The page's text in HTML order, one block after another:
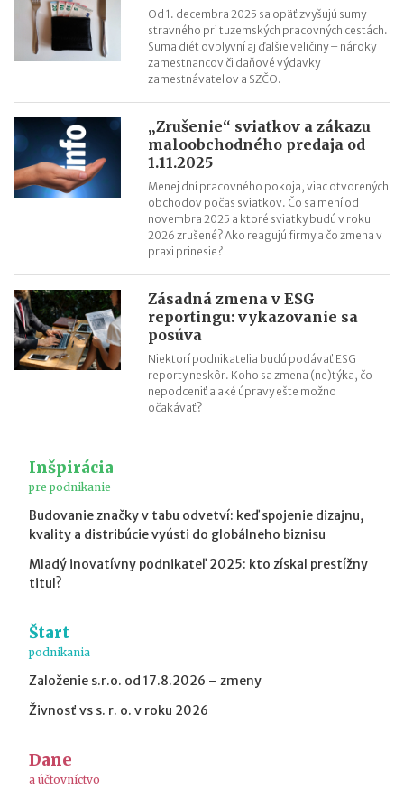
Od 1. decembra 2025 sa opäť zvyšujú sumy
stravného pri tuzemských pracovných cestách.
Suma diét ovplyvní aj ďalšie veličiny – nároky
zamestnancov či daňové výdavky
zamestnávateľov a SZČO.
„Zrušenie“ sviatkov a zákazu
maloobchodného predaja od
1.11.2025
Menej dní pracovného pokoja, viac otvorených
obchodov počas sviatkov. Čo sa mení od
novembra 2025 a ktoré sviatky budú v roku
2026 zrušené? Ako reagujú firmy a čo zmena v
praxi prinesie?
Zásadná zmena v ESG
reportingu: vykazovanie sa
posúva
Niektorí podnikatelia budú podávať ESG
reporty neskôr. Koho sa zmena (ne)týka, čo
nepodceniť a aké úpravy ešte možno
očakávať?
Inšpirácia
pre podnikanie
Budovanie značky v tabu odvetví: keď spojenie dizajnu,
kvality a distribúcie vyústi do globálneho biznisu
Mladý inovatívny podnikateľ 2025: kto získal prestížny
titul?
Štart
podnikania
Založenie s.r.o. od 17.8.2026 – zmeny
Živnosť vs s. r. o. v roku 2026
Dane
a účtovníctvo